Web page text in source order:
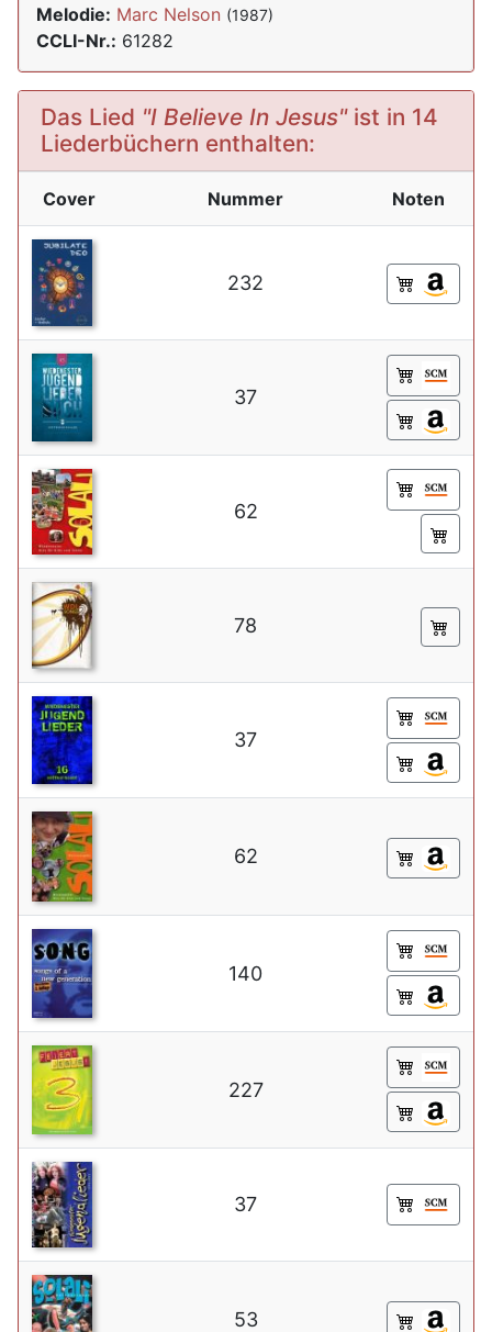
Melodie: Marc Nelson (1987)
CCLI-Nr.: 61282
Das Lied "I Believe In Jesus"ist in 14
Liederbüchern enthalten:
Cover Nummer Noten
232
37
62
78
37
62
140
227
37
53